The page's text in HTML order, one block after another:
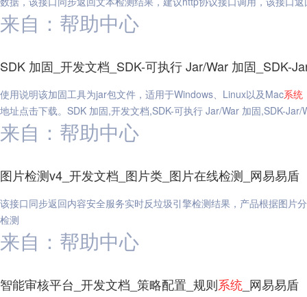
来自：帮助中心
SDK 加固_开发文档_SDK-可执行 Jar/War 加固_SDK-
使用说明该加固工具为jar包文件，适用于Windows、Linux以及Mac系统
地址点击下载。SDK 加固,开发文档,SDK-可执行 Jar/War 加固,SDK-Jar/
来自：帮助中心
图片检测v4_开发文档_图片类_图片在线检测_网易易盾
该接口同步返回内容安全服务实时反垃圾引擎检测结果，产品根据图片
检测
来自：帮助中心
智能审核平台_开发文档_策略配置_规则系统 _网易易盾